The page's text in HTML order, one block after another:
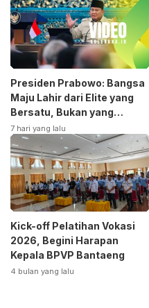
Presiden Prabowo: Bangsa
Maju Lahir dari Elite yang
Bersatu, Bukan yang
Terpecah
7 hari yang lalu
Kick-off Pelatihan Vokasi
2026, Begini Harapan
Kepala BPVP Bantaeng
4 bulan yang lalu